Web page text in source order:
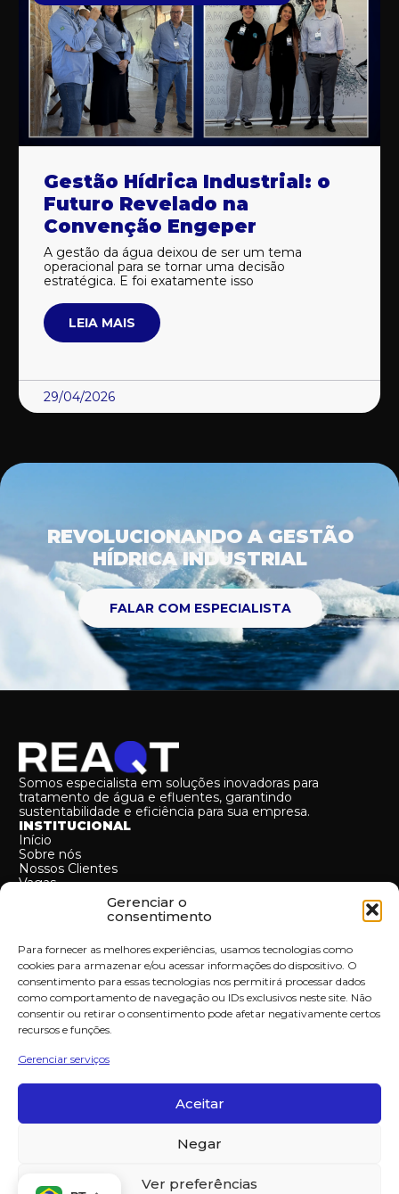
Gerenciar o
consentimento
Para fornecer as melhores experiências, usamos tecnologias como
cookies para armazenar e/ou acessar informações do dispositivo. O
consentimento para essas tecnologias nos permitirá processar dados
como comportamento de navegação ou IDs exclusivos neste site. Não
consentir ou retirar o consentimento pode afetar negativamente certos
recursos e funções.
Gerenciar serviços
Aceitar
Negar
Ver preferências
Gestão Hídrica Industrial: o
Futuro Revelado na
Convenção Engeper
A gestão da água deixou de ser um tema
operacional para se tornar uma decisão
estratégica. E foi exatamente isso
LEIA MAIS
29/04/2026
REVOLUCIONANDO A GESTÃO
HÍDRICA INDUSTRIAL
FALAR COM ESPECIALISTA
Somos especialista em soluções inovadoras para
tratamento de água e efluentes, garantindo
sustentabilidade e eficiência para sua empresa.
INSTITUCIONAL
Início
Sobre nós
Nossos Clientes
Vagas
MAPA DO SITE
SERVIÇOS
B.O.O (Build-own & operate)
B.O.T (Build-Operate & Transfer)
Operação e manutenção
Turnkey
Projetos e consultorias
CONTATO:
+55 (11) 94513-2734
contato@reaqt.com.br
R. do Rocio, 313 - 4º ANDAR - Vila Olímpia, São Paulo -
CNPJ: